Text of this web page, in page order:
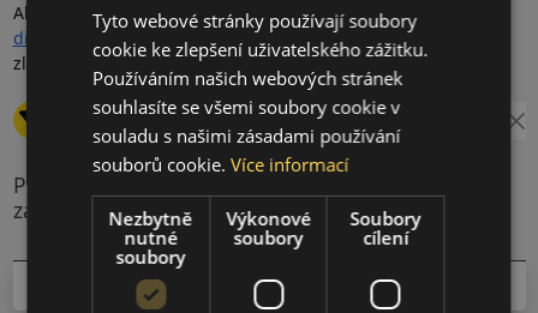
Aby byl váš vůz kompletní, prohlédněte si také naši nabídku
disků
, které perfektně ladí s vašimi pneumatikami a zároveň
zlepší vzhled i jízdní vlastnosti.
Změnit filtr Šířka: 185 Výška: 65
Produkty splňující kritéria vyhledávání nejsou
zahrnuty v naší nabídce
Tyto webové stránky používají soubory
cookie ke zlepšení uživatelského zážitku.
Používáním našich webových stránek
souhlasíte se všemi soubory cookie v
souladu s našimi zásadami používání
souborů cookie.Více informací
Nezbytně
nutné
soubory
Výkonové
soubory
Soubory
cílení